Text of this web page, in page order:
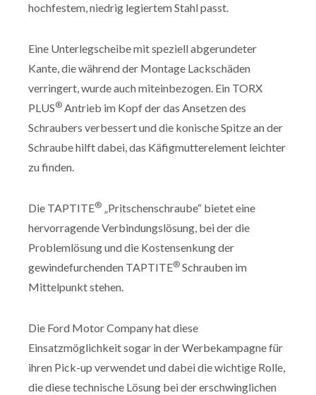
hochfestem, niedrig legiertem Stahl passt.
Eine Unterlegscheibe mit speziell abgerundeter
Kante, die während der Montage Lackschäden
verringert, wurde auch miteinbezogen. Ein TORX
PLUS® Antrieb im Kopf der das Ansetzen des
Schraubers verbessert und die konische Spitze an der
Schraube hilft dabei, das Käfigmutterelement leichter
zu finden.
Die TAPTITE® „Pritschenschraube“ bietet eine
hervorragende Verbindungslösung, bei der die
Problemlösung und die Kostensenkung der
gewindefurchenden TAPTITE® Schrauben im
Mittelpunkt stehen.
Die Ford Motor Company hat diese
Einsatzmöglichkeit sogar in der Werbekampagne für
ihren Pick-up verwendet und dabei die wichtige Rolle,
die diese technische Lösung bei der erschwinglichen